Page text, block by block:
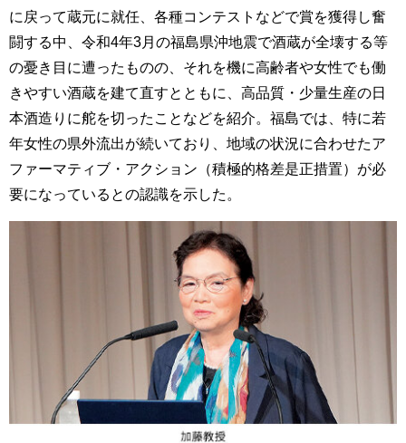
に戻って蔵元に就任、各種コンテストなどで賞を獲得し奮
闘する中、令和4年3月の福島県沖地震で酒蔵が全壊する等
の憂き目に遭ったものの、それを機に高齢者や女性でも働
きやすい酒蔵を建て直すとともに、高品質・少量生産の日
本酒造りに舵を切ったことなどを紹介。福島では、特に若
年女性の県外流出が続いており、地域の状況に合わせたア
ファーマティブ・アクション（積極的格差是正措置）が必
要になっているとの認識を示した。